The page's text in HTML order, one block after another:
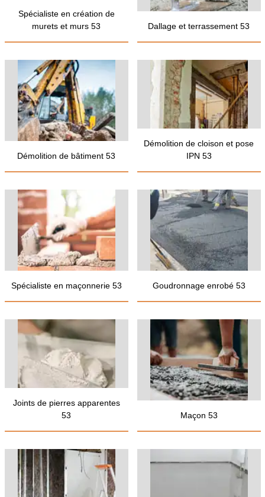
Spécialiste en création de
murets et murs 53
Dallage et terrassement 53
Démolition de bâtiment 53
Démolition de cloison et pose
IPN 53
Spécialiste en maçonnerie 53 Goudronnage enrobé 53
Joints de pierres apparentes
53
Maçon 53